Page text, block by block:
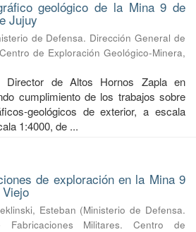
geológico de la Mina 9 de
Jujuy
de Defensa. Dirección General de
de Exploración Geológico-Minera,
Director de Altos Hornos Zapla en
cumplimiento de los trabajos sobre
geológicos de exterior, a escala
1:4000, de ...
de exploración en la Mina 9
Esteban (Ministerio de Defensa.
Fabricaciones Militares. Centro de